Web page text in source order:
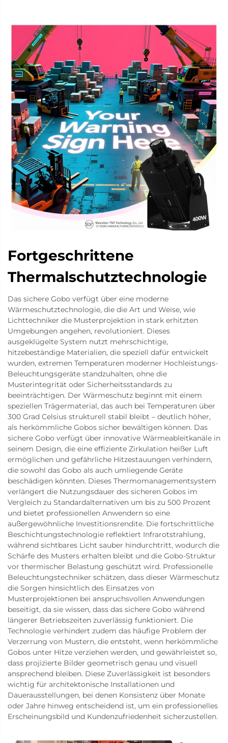
Fortgeschrittene
Thermalschutztechnologie
Das sichere Gobo verfügt über eine moderne
Wärmeschutztechnologie, die die Art und Weise, wie
Lichttechniker die Musterprojektion in stark erhitzten
Umgebungen angehen, revolutioniert. Dieses
ausgeklügelte System nutzt mehrschichtige,
hitzebeständige Materialien, die speziell dafür entwickelt
wurden, extremen Temperaturen moderner Hochleistungs-
Beleuchtungsgeräte standzuhalten, ohne die
Musterintegrität oder Sicherheitsstandards zu
beeinträchtigen. Der Wärmeschutz beginnt mit einem
speziellen Trägermaterial, das auch bei Temperaturen über
300 Grad Celsius strukturell stabil bleibt – deutlich höher,
als herkömmliche Gobos sicher bewältigen können. Das
sichere Gobo verfügt über innovative Wärmeableitkanäle in
seinem Design, die eine effiziente Zirkulation heißer Luft
ermöglichen und gefährliche Hitzestauungen verhindern,
die sowohl das Gobo als auch umliegende Geräte
beschädigen könnten. Dieses Thermomanagementsystem
verlängert die Nutzungsdauer des sicheren Gobos im
Vergleich zu Standardalternativen um bis zu 500 Prozent
und bietet professionellen Anwendern so eine
außergewöhnliche Investitionsrendite. Die fortschrittliche
Beschichtungstechnologie reflektiert Infrarotstrahlung,
während sichtbares Licht sauber hindurchtritt, wodurch die
Schärfe des Musters erhalten bleibt und die Gobo-Struktur
vor thermischer Belastung geschützt wird. Professionelle
Beleuchtungstechniker schätzen, dass dieser Wärmeschutz
die Sorgen hinsichtlich des Einsatzes von
Musterprojektionen bei anspruchsvollen Anwendungen
beseitigt, da sie wissen, dass das sichere Gobo während
längerer Betriebszeiten zuverlässig funktioniert. Die
Technologie verhindert zudem das häufige Problem der
Verzerrung von Mustern, die entsteht, wenn herkömmliche
Gobos unter Hitze verziehen werden, und gewährleistet so,
dass projizierte Bilder geometrisch genau und visuell
ansprechend bleiben. Diese Zuverlässigkeit ist besonders
wichtig für architektonische Installationen und
Dauerausstellungen, bei denen Konsistenz über Monate
oder Jahre hinweg entscheidend ist, um ein professionelles
Erscheinungsbild und Kundenzufriedenheit sicherzustellen.